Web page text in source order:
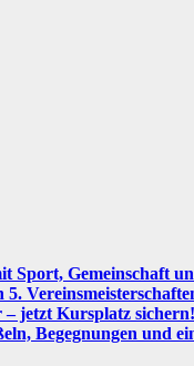
Sport, Gemeinschaft
– jetzt Kursplatz sichern!
Begegnungen und